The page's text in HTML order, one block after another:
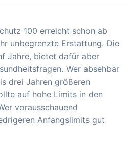
100 erreicht schon ab
unbegrenzte Erstattung. Die
Jahre, bietet dafür aber
Wer absehbar
drei Jahren größeren
auf hohe Limits in den
vorausschauend
Anfangslimits gut